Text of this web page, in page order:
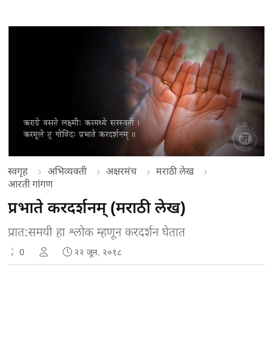
स्वगृह अभिव्यक्ती अक्षरमंच
मराठी लेख
आरती गांगण
प्रभाते करदर्शनम्‌ (मराठी लेख)
प्रात:समयी हा श्लोक म्हणून करदर्शन घेतात
0 २२ जून, २०१८